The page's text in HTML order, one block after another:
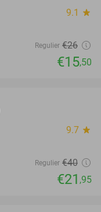
9.1 star
Regulier €26
€15,50
9.7 star
Regulier €40
€21 ,95